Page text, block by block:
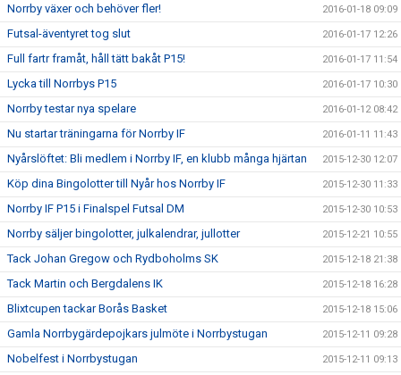
Norrby växer och behöver fler! 2016-01-18 09:09
Futsal-äventyret tog slut 2016-01-17 12:26
Full fartr framåt, håll tätt bakåt P15! 2016-01-17 11:54
Lycka till Norrbys P15 2016-01-17 10:30
Norrby testar nya spelare 2016-01-12 08:42
Nu startar träningarna för Norrby IF 2016-01-11 11:43
Nyårslöftet: Bli medlem i Norrby IF, en klubb många hjärtan 2015-12-30 12:07
Köp dina Bingolotter till Nyår hos Norrby IF 2015-12-30 11:33
Norrby IF P15 i Finalspel Futsal DM 2015-12-30 10:53
Norrby säljer bingolotter, julkalendrar, jullotter 2015-12-21 10:55
Tack Johan Gregow och Rydboholms SK 2015-12-18 21:38
Tack Martin och Bergdalens IK 2015-12-18 16:28
Blixtcupen tackar Borås Basket 2015-12-18 15:06
Gamla Norrbygärdepojkars julmöte i Norrbystugan 2015-12-11 09:28
Nobelfest i Norrbystugan 2015-12-11 09:13